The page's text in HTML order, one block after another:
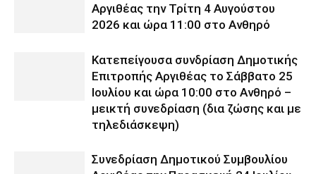
Αργιθέας την Τρίτη 4 Αυγούστου
2026 και ώρα 11:00 στο Ανθηρό
Κατεπείγουσα συνδρίαση Δημοτικής
Επιτροπής Αργιθέας το Σάββατο 25
Ιουλίου και ώρα 10:00 στο Ανθηρό –
μεικτή συνεδρίαση (δια ζώσης και με
τηλεδιάσκεψη)
Συνεδρίαση Δημοτικού Συμβουλίου